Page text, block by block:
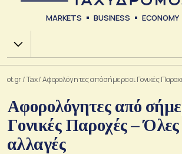
MARKETS BUSINESS ECONOMY
Χ.Α.
ot.gr/Tax/Αφορολόγητες από σήμερα οι Γονικές
Αφορολόγητες από
Γονικές Παροχές – Όλες
αλλαγές